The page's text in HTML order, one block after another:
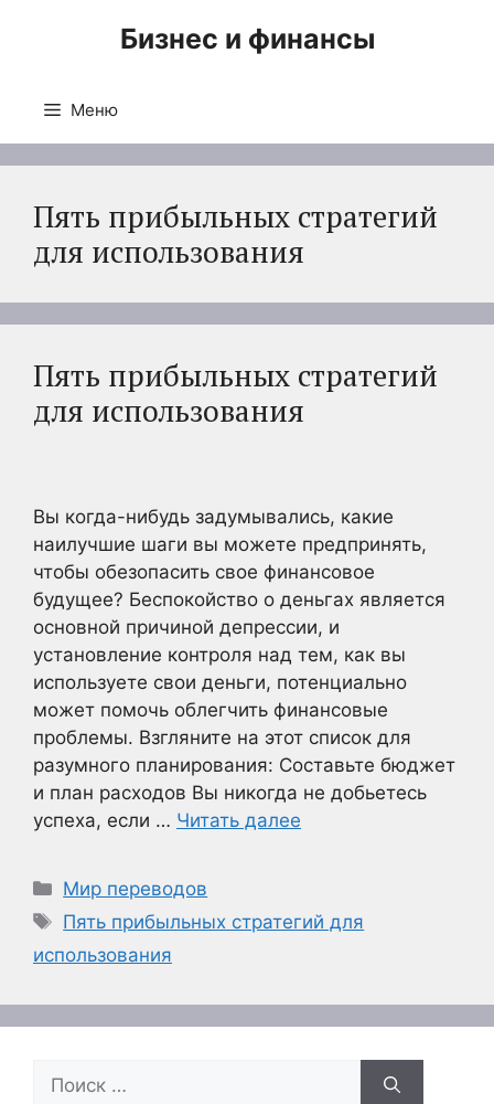
Бизнес и финансы
Меню
Пять прибыльных стратегий
для использования
Пять прибыльных стратегий
для использования
Вы когда-нибудь задумывались, какие
наилучшие шаги вы можете предпринять,
чтобы обезопасить свое финансовое
будущее? Беспокойство о деньгах является
основной причиной депрессии, и
установление контроля над тем, как вы
используете свои деньги, потенциально
может помочь облегчить финансовые
проблемы. Взгляните на этот список для
разумного планирования: Составьте бюджет
и план расходов Вы никогда не добьетесь
успеха, если … Читать далее
Рубрики
Мир переводов
Метки
Пять прибыльных стратегий для
использования
Поиск: